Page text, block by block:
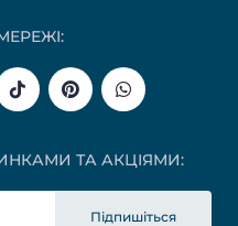
ТА АКЦІЯМИ:
Підпишіться